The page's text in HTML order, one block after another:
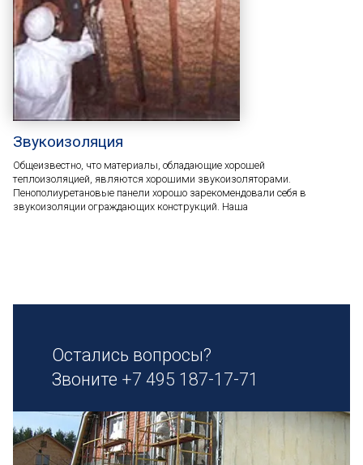
Звукоизоляция
Общеизвестно, что материалы, обладающие хорошей
теплоизоляцией, являются хорошими звукоизоляторами.
Пенополиуретановые панели хорошо зарекомендовали себя в
звукоизоляции ограждающих конструкций. Наша
Остались вопросы?
Звоните +7 495 187-17-71